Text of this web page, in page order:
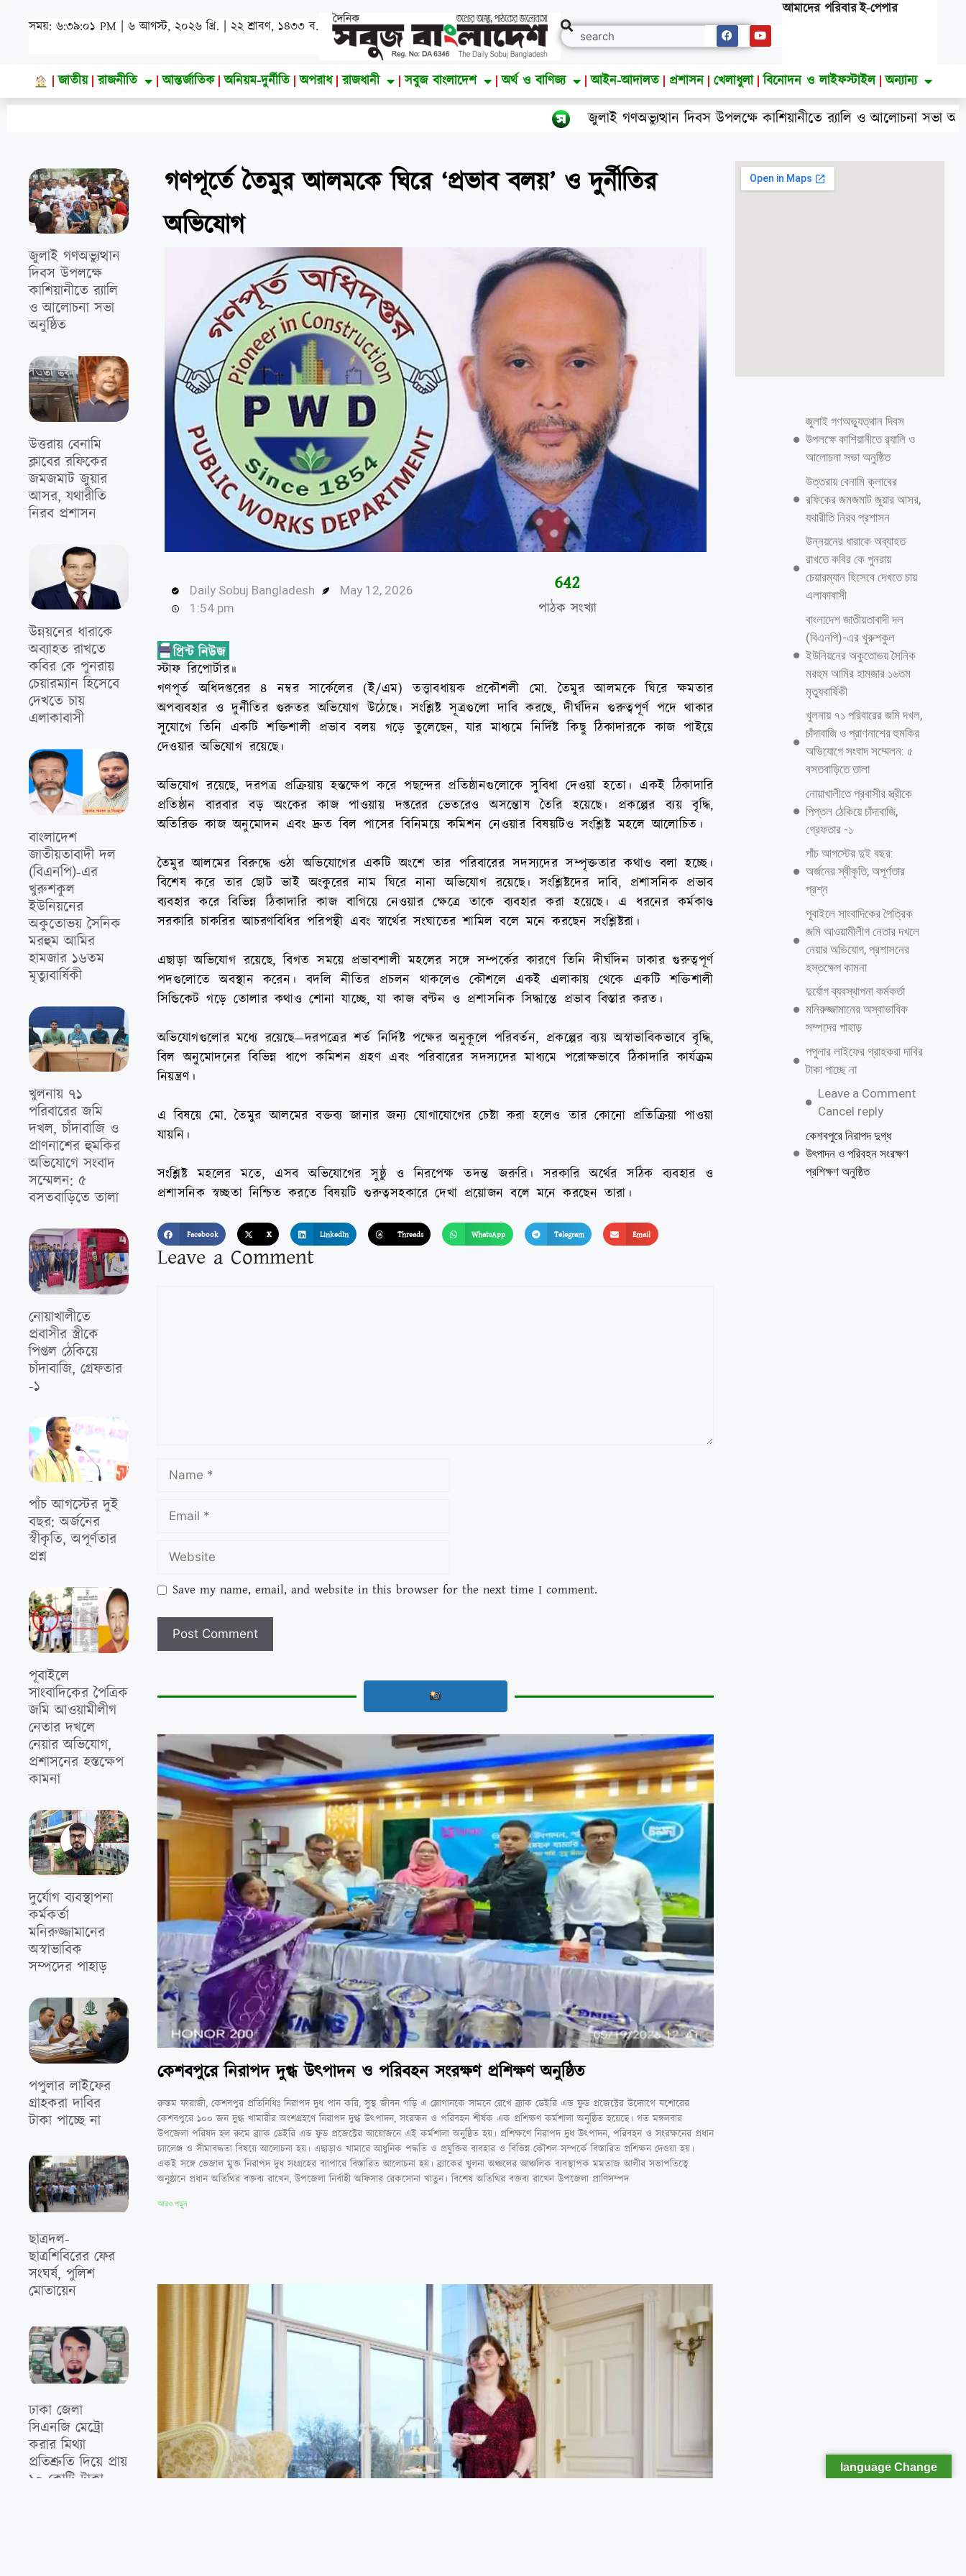
সময়: ৬:৩৯:০৩ PM | ৬ আগস্ট, ২০২৬ খ্রি. | ২২ শ্রাবণ, ১৪৩৩
ব.
আমাদের পরিবারই-পেপার
জাতীয় রাজনীতি আন্তর্জাতিক অনিয়ম-দুর্নীতি অপরাধ রাজধানী সবুজ বাংলাদেশ অর্থ ও বাণিজ্য আইন-আদালত প্রশাসন খেলাধুলা বিনোদন ও লাইফস্টাইল অন্যান্য
জুলাই গণঅভ্যুত্থান দিবস উপলক্ষে কাশিয়ানীতে র‍্যালি ও আলোচনা সভা অনুষ্ঠিত
জুলাই গণঅভ্যুত্থান
দিবস উপলক্ষে
কাশিয়ানীতে র‍্যালি
ও আলোচনা সভা
অনুষ্ঠিত
উত্তরায় বেনামি
ক্লাবের রফিকের
জমজমাট জুয়ার
আসর, যথারীতি
নিরব প্রশাসন
উন্নয়নের ধারাকে
অব্যাহত রাখতে
কবির কে পুনরায়
চেয়ারম্যান হিসেবে
দেখতে চায়
এলাকাবাসী
বাংলাদেশ
জাতীয়তাবাদী দল
(বিএনপি)-এর
খুরুশকুল
ইউনিয়নের
অকুতোভয় সৈনিক
মরহুম আমির
হামজার ১৬তম
মৃত্যুবার্ষিকী
খুলনায় ৭১
পরিবারের জমি
দখল, চাঁদাবাজি ও
প্রাণনাশের হুমকির
অভিযোগে সংবাদ
সম্মেলন: ৫
বসতবাড়িতে তালা
নোয়াখালীতে
প্রবাসীর স্ত্রীকে
পিপ্তল ঠেকিয়ে
চাঁদাবাজি, গ্রেফতার
-১
পাঁচ আগস্টের দুই
বছর: অর্জনের
স্বীকৃতি, অপূর্ণতার
প্রশ্ন
পূবাইলে
সাংবাদিকের পৈত্রিক
জমি আওয়ামীলীগ
নেতার দখলে
নেয়ার অভিযোগ,
প্রশাসনের হস্তক্ষেপ
কামনা
দুর্যোগ ব্যবস্থাপনা
কর্মকর্তা
মনিরুজ্জামানের
অস্বাভাবিক
সম্পদের পাহাড়
পপুলার লাইফের
গ্রাহকরা দাবির
টাকা পাচ্ছে না
ছাত্রদল-
ছাত্রশিবিরের ফের
সংঘর্ষ, পুলিশ
মোতায়েন
‎ঢাকা জেলা
সিএনজি মেট্রো
করার মিথ‍্যা
প্রতিশ্রুতি দিয়ে প্রায়
১০ কোটি টাকা
গণপূর্তে তৈমুর আলমকে ঘিরে ‘প্রভাব বলয়’ ও দুর্নীতির
অভিযোগ
Daily Sobuj Bangladesh
May 12, 2026
1:54 pm
পাঠক সংখ্যা
644
স্টাফ রিপোর্টার॥
গণপূর্ত অধিদপ্তরের ৪ নম্বর সার্কেলের (ই/এম) তত্ত্বাবধায়ক প্রকৌশলী মো. তৈমুর আলমকে ঘিরে ক্ষমতার
অপব্যবহার ও দুর্নীতির গুরুতর অভিযোগ উঠেছে। সংশ্লিষ্ট সূত্রগুলো দাবি করছে, দীর্ঘদিন গুরুত্বপূর্ণ পদে থাকার
সুযোগে তিনি একটি শক্তিশালী প্রভাব বলয় গড়ে তুলেছেন, যার মাধ্যমে নির্দিষ্ট কিছু ঠিকাদারকে কাজ পাইয়ে
দেওয়ার অভিযোগ রয়েছে।
অভিযোগ রয়েছে, দরপত্র প্রক্রিয়ায় হস্তক্ষেপ করে পছন্দের প্রতিষ্ঠানগুলোকে সুবিধা দেওয়া হতো। একই ঠিকাদারি
প্রতিষ্ঠান বারবার বড় অংকের কাজ পাওয়ায় দপ্তরের ভেতরেও অসন্তোষ তৈরি হয়েছে। প্রকল্পের ব্যয় বৃদ্ধি,
অতিরিক্ত কাজ অনুমোদন এবং দ্রুত বিল পাসের বিনিময়ে কমিশন নেওয়ার বিষয়টিও সংশ্লিষ্ট মহলে আলোচিত।
তৈমুর আলমের বিরুদ্ধে ওঠা অভিযোগের একটি অংশে তার পরিবারের সদস্যদের সম্পৃক্ততার কথাও বলা হচ্ছে।
বিশেষ করে তার ছোট ভাই অংকুরের নাম ঘিরে নানা অভিযোগ রয়েছে। সংশ্লিষ্টদের দাবি, প্রশাসনিক প্রভাব
ব্যবহার করে বিভিন্ন ঠিকাদারি কাজ বাগিয়ে নেওয়ার ক্ষেত্রে তাকে ব্যবহার করা হয়েছে। এ ধরনের কর্মকাণ্ড
সরকারি চাকরির আচরণবিধির পরিপন্থী এবং স্বার্থের সংঘাতের শামিল বলে মনে করছেন সংশ্লিষ্টরা।
এছাড়া অভিযোগ রয়েছে, বিগত সময়ে প্রভাবশালী মহলের সঙ্গে সম্পর্কের কারণে তিনি দীর্ঘদিন ঢাকার গুরুত্বপূর্ণ
পদগুলোতে অবস্থান করেন। বদলি নীতির প্রচলন থাকলেও কৌশলে একই এলাকায় থেকে একটি শক্তিশালী
সিন্ডিকেট গড়ে তোলার কথাও শোনা যাচ্ছে, যা কাজ বণ্টন ও প্রশাসনিক সিদ্ধান্তে প্রভাব বিস্তার করত।
অভিযোগগুলোর মধ্যে রয়েছে—দরপত্রের শর্ত নির্দিষ্ট পক্ষের অনুকূলে পরিবর্তন, প্রকল্পের ব্যয় অস্বাভাবিকভাবে বৃদ্ধি,
বিল অনুমোদনের বিভিন্ন ধাপে কমিশন গ্রহণ এবং পরিবারের সদস্যদের মাধ্যমে পরোক্ষভাবে ঠিকাদারি কার্যক্রম
নিয়ন্ত্রণ।
এ বিষয়ে মো. তৈমুর আলমের বক্তব্য জানার জন্য যোগাযোগের চেষ্টা করা হলেও তার কোনো প্রতিক্রিয়া পাওয়া
যায়নি।
সংশ্লিষ্ট মহলের মতে, এসব অভিযোগের সুষ্ঠু ও নিরপেক্ষ তদন্ত জরুরি। সরকারি অর্থের সঠিক ব্যবহার ও
প্রশাসনিক স্বচ্ছতা নিশ্চিত করতে বিষয়টি গুরুত্বসহকারে দেখা প্রয়োজন বলে মনে করছেন তারা।
Facebook X LinkedIn Threads WhatsApp Telegram Email
Leave a Comment
Save my name, email, and website in this browser for the next time I comment.
কেশবপুরে নিরাপদ দুগ্ধ উৎপাদন ও পরিবহন সংরক্ষণ প্রশিক্ষণ অনুষ্ঠিত
রুস্তম ফারাজী, কেশবপুর প্রতিনিধিঃ নিরাপদ দুধ পান করি, সুস্থ জীবন গড়ি এ স্লোগানকে সামনে রেখে ব্র‍্যাক ডেইরি এন্ড ফুড প্রজেক্টের উদ্যোগে যশোরের
কেশবপুরে ১০০ জন দুগ্ধ খামারীর অংশগ্রহণে নিরাপদ দুগ্ধ উৎপাদন, সংরক্ষন ও পরিবহন শীর্ষক এক প্রশিক্ষণ কর্মশালা অনুষ্ঠিত হয়েছে। গত মঙ্গলবার
উপজেলা পরিষদ হল রুমে ব্র্যাক ডেইরি এন্ড ফুড প্রজেক্টের আয়োজনে এই কর্মশালা অনুষ্ঠিত হয়। প্রশিক্ষণে নিরাপদ দুধ উৎপাদন, পরিবহন ও সংরক্ষনের প্রধান
চ্যালেঞ্জ ও সীমাবদ্ধতা বিষয়ে আলোচনা হয়। এছাড়াও খামারে আধুনিক পদ্ধতি ও প্রযুক্তির ব্যবহার ও বিভিন্ন কৌশল সম্পর্কে বিস্তারিত প্রশিক্ষন দেওয়া হয়।
একই সঙ্গে ভেজাল মুক্ত নিরাপদ দুধ সংগ্রহের ব্যাপারে বিস্তারিত আলোচনা হয়। ব্র্যাকের খুলনা অঞ্চলের আঞ্চলিক ব্যবস্থাপক মমতাজ আলীর সভাপতিত্বে
অনুষ্ঠানে প্রধান অতিথির বক্তব্য রাখেন, উপজেলা নির্বাহী অফিসার রেকসোনা খাতুন। বিশেষ অতিথির বক্তব্য রাখেন উপজেলা প্রাণিসম্পদ
আরও পড়ুন
জুলাই গণঅভ্যুত্থান দিবস
উপলক্ষে কাশিয়ানীতে র‍্যালি ও
আলোচনা সভা অনুষ্ঠিত
উত্তরায় বেনামি ক্লাবের
রফিকের জমজমাট জুয়ার আসর,
যথারীতি নিরব প্রশাসন
উন্নয়নের ধারাকে অব্যাহত
রাখতে কবির কে পুনরায়
চেয়ারম্যান হিসেবে দেখতে চায়
এলাকাবাসী
বাংলাদেশ জাতীয়তাবাদী দল
(বিএনপি)-এর খুরুশকুল
ইউনিয়নের অকুতোভয় সৈনিক
মরহুম আমির হামজার ১৬তম
মৃত্যুবার্ষিকী
খুলনায় ৭১ পরিবারের জমি দখল,
চাঁদাবাজি ও প্রাণনাশের হুমকির
অভিযোগে সংবাদ সম্মেলন: ৫
বসতবাড়িতে তালা
নোয়াখালীতে প্রবাসীর স্ত্রীকে
পিপ্তল ঠেকিয়ে চাঁদাবাজি,
গ্রেফতার -১
পাঁচ আগস্টের দুই বছর:
অর্জনের স্বীকৃতি, অপূর্ণতার
প্রশ্ন
পূবাইলে সাংবাদিকের পৈত্রিক
জমি আওয়ামীলীগ নেতার দখলে
নেয়ার অভিযোগ, প্রশাসনের
হস্তক্ষেপ কামনা
দুর্যোগ ব্যবস্থাপনা কর্মকর্তা
মনিরুজ্জামানের অস্বাভাবিক
সম্পদের পাহাড়
পপুলার লাইফের গ্রাহকরা দাবির
টাকা পাচ্ছে না
Leave a Comment
Cancel reply
কেশবপুরে নিরাপদ দুগ্ধ
উৎপাদন ও পরিবহন সংরক্ষণ
প্রশিক্ষণ অনুষ্ঠিত
language Change